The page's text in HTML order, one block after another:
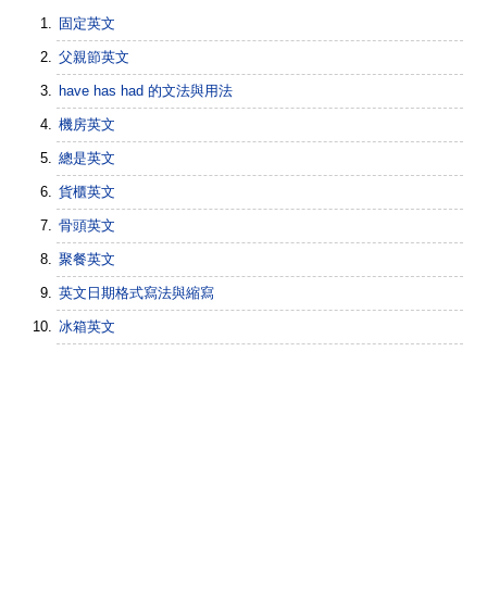
固定英文
父親節英文
have has had 的文法與用法
機房英文
總是英文
貨櫃英文
骨頭英文
聚餐英文
英文日期格式寫法與縮寫
冰箱英文